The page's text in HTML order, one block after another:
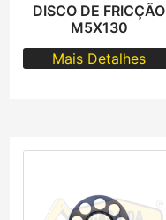
DISCO DE FRICÇÃO
M5X130
Mais Detalhes